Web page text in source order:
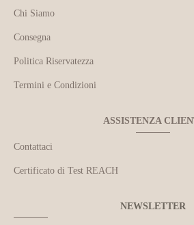
Chi Siamo
Consegna
Politica Riservatezza
Termini e Condizioni
ASSISTENZA
Contattaci
Certificato di Test REACH
NEWSLETTER